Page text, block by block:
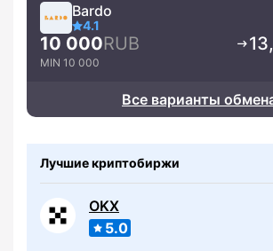
Bardo
4.1
10 000RUB
MIN 10 000
Все варианты
Лучшие криптобиржи
OKX
5.0